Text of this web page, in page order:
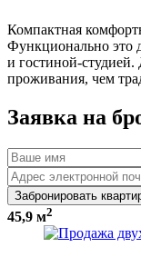
Компактная
Функционально это
и гостиной-студией.
проживания, чем
Заявка на
Забронировать
45,9 м2